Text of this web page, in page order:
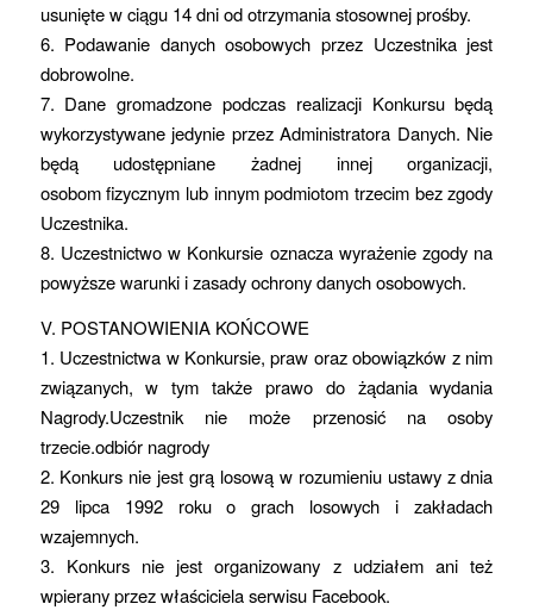
usunięte w ciągu 14 dni od otrzymania stosownej prośby.
6. Podawanie danych osobowych przez Uczestnika jest
dobrowolne.
7. Dane gromadzone podczas realizacji Konkursu będą
wykorzystywane jedynie przez Administratora Danych. Nie
będą udostępniane żadnej innej organizacji,
osobom fizycznym lub innym podmiotom trzecim bez zgody
Uczestnika.
8. Uczestnictwo w Konkursie oznacza wyrażenie zgody na
powyższe warunki i zasady ochrony danych osobowych.
V. POSTANOWIENIA KOŃCOWE
1. Uczestnictwa w Konkursie, praw oraz obowiązków z nim
związanych, w tym także prawo do żądania wydania
Nagrody.Uczestnik nie może przenosić na osoby
trzecie.odbiór nagrody
2. Konkurs nie jest grą losową w rozumieniu ustawy z dnia
29 lipca 1992 roku o grach losowych i zakładach
wzajemnych.
3. Konkurs nie jest organizowany z udziałem ani też
wpierany przez właściciela serwisu Facebook.